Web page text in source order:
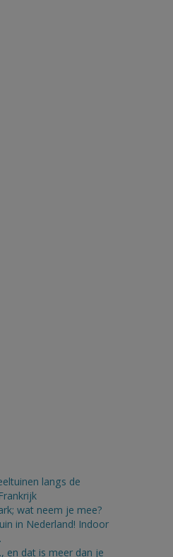
langs de
wat neem je mee?
in Nederland! Indoor
en dat is meer dan je